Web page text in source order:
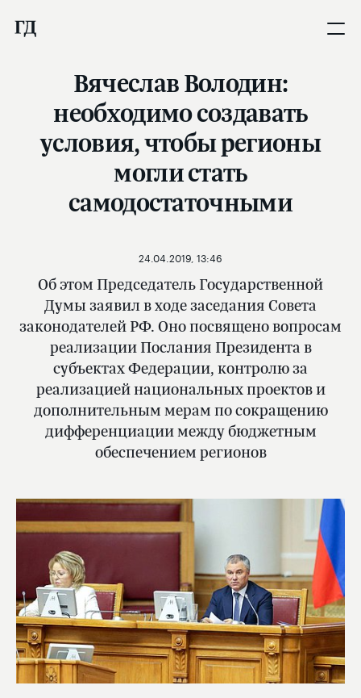
Вячеслав Володин:
необходимо создавать
условия, чтобы регионы
могли стать
самодостаточными
Об этом Председатель Государственной
Думы заявил в ходе заседания Совета
законодателей РФ. Оно посвящено вопросам
реализации Послания Президента в
субъектах Федерации, контролю за
реализацией национальных проектов и
дополнительным мерам по сокращению
дифференциации между бюджетным
обеспечением регионов
24.04.2019, 13:46